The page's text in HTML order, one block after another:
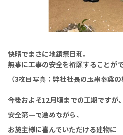
快晴でまさに地鎮祭日和。
無事に工事の安全を祈願することが
（3枚目写真：弊社社長の玉串奉奠の
今後およそ12月頃までの工期ですが、
安全第一で進めながら、
お施主様に喜んでいただける建物に